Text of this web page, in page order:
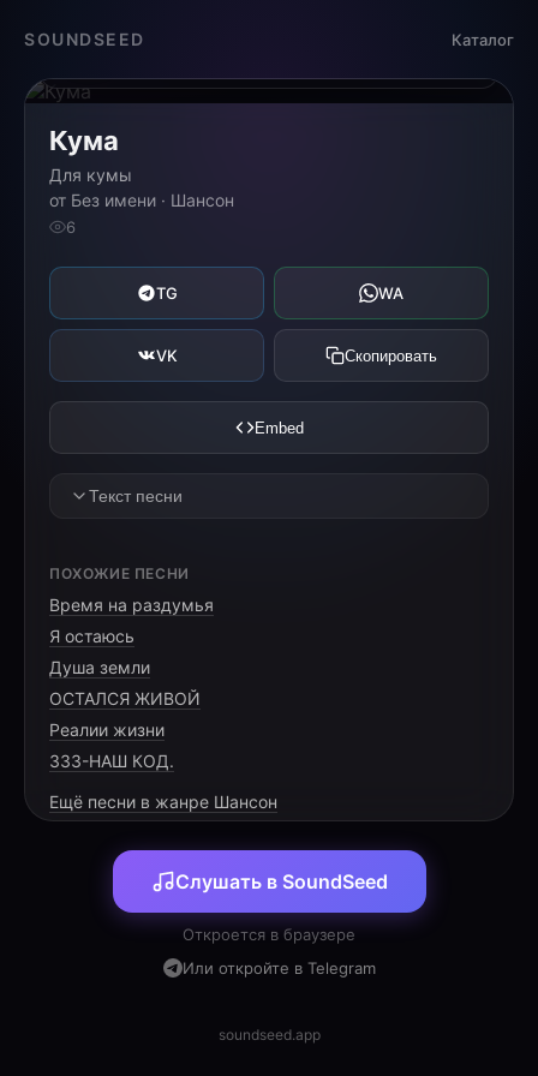
SOUNDSEED Каталог
Кума
Для кумы
от Без имени · Шансон
6
TG WA
VK Скопировать
Embed
Текст песни
Поиск в жизни был очень долгий,
Столько лет ожидания в пути.
Среди тысяч дорог и тревоги,
[CHORUS]
Ах, кума, ты моя опора,
Для чего уезжать от меня?
Станет пусто в квартире скоро,
В сердце гаснет огонёк дня.
Для чего уезжать от меня?
ПОХОЖИЕ ПЕСНИ
Время на раздумья
Я остаюсь
Душа земли
ОСТАЛСЯ ЖИВОЙ
Реалии жизни
333-НАШ КОД.
Ещё песни в жанре Шансон
Слушать в SoundSeed
Откроется в браузере
Или откройте в Telegram
soundseed.app